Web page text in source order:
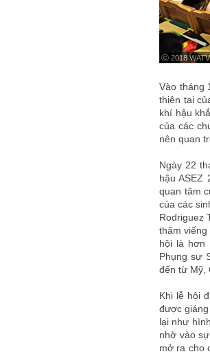
ⓒ 2018 WATV
Vào tháng
thiên tai
khí hậu
của các
nên quan
Ngày 22
hậu ASEZ
quan tâm
của các
Rodriguez
thăm
hội là hơn
Phụng sự
đến từ Mỹ,
Khi lễ hội
được
lại như
nhờ vào
mở ra cho